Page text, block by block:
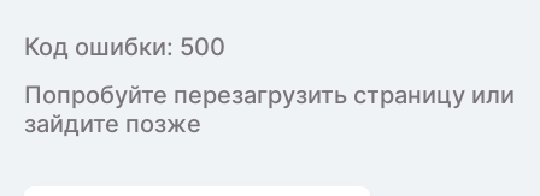
Код ошибки: 500
Попробуйте перезагрузить страницу или
зайдите позже